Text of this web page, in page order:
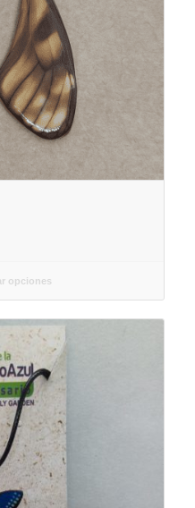
opciones